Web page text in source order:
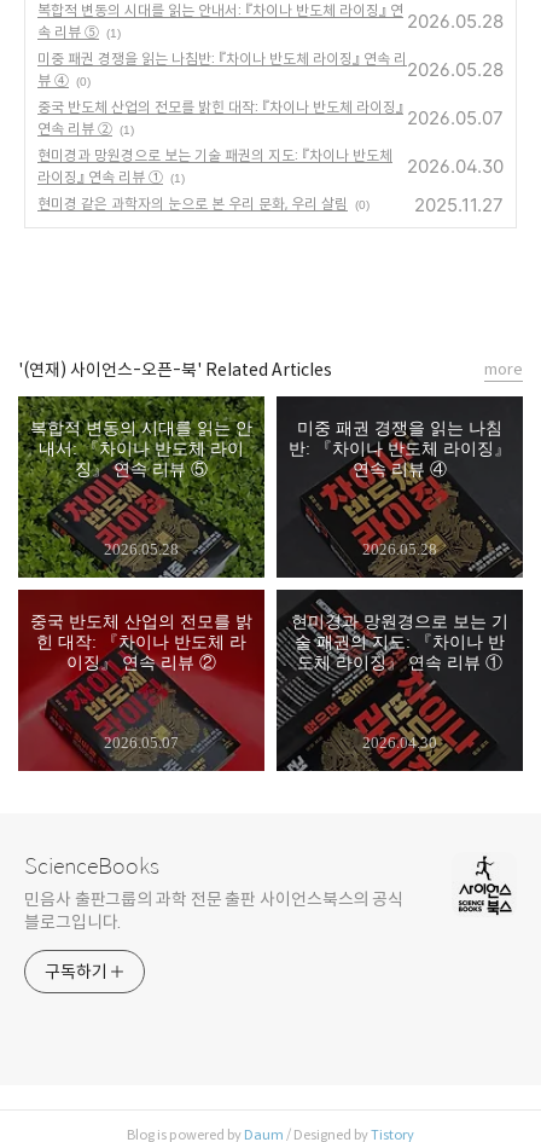
복합적 변동의 시대를 읽는 안내서: 『차이나 반도체 라이징』 연
속 리뷰 ⑤ (1)
2026.05.28
미중 패권 경쟁을 읽는 나침반: 『차이나 반도체 라이징』 연속 리
뷰 ④ (0)
2026.05.28
중국 반도체 산업의 전모를 밝힌 대작: 『차이나 반도체 라이징』
연속 리뷰 ② (1)
2026.05.07
현미경과 망원경으로 보는 기술 패권의 지도: 『차이나 반도체
라이징』 연속 리뷰 ① (1)
2026.04.30
현미경 같은 과학자의 눈으로 본 우리 문화, 우리 살림 (0) 2025.11.27
'(연재) 사이언스-오픈-북' Related Articles
복합적 변동의 시대를 읽는 안
내서: 『차이나 반도체 라이
징』 연속 리뷰 ⑤
2026.05.28
미중 패권 경쟁을 읽는 나침
반: 『차이나 반도체 라이징』
연속 리뷰 ④
2026.05.28
중국 반도체 산업의 전모를 밝
힌 대작: 『차이나 반도체 라
이징』 연속 리뷰 ②
2026.05.07
현미경과 망원경으로 보는 기
술 패권의 지도: 『차이나 반
도체 라이징』 연속 리뷰 ①
2026.04.30
more
ScienceBooks
민음사 출판그룹의 과학 전문 출판 사이언스북스의 공식
블로그입니다.
구독하기
Blog is powered by Daum / Designed byTistory